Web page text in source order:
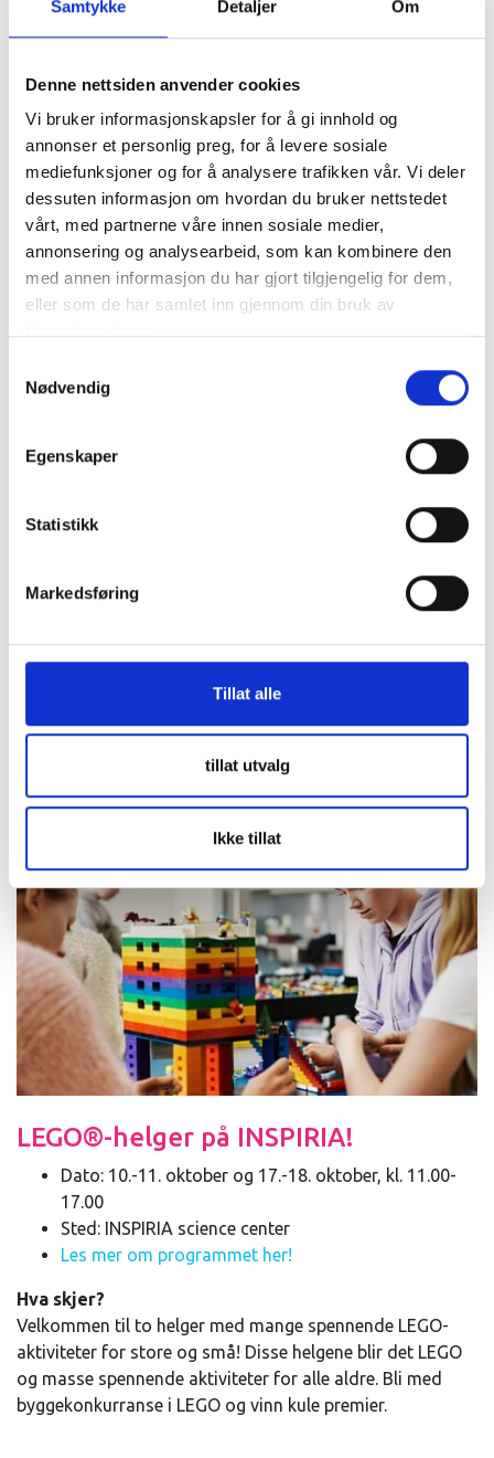
Samtykke Detaljer Om
Denne nettsiden anvender cookies
Vi bruker informasjonskapsler for å gi innhold og
annonser et personlig preg, for å levere sosiale
mediefunksjoner og for å analysere trafikken vår. Vi deler
dessuten informasjon om hvordan du bruker nettstedet
vårt, med partnerne våre innen sosiale medier,
annonsering og analysearbeid, som kan kombinere den
med annen informasjon du har gjort tilgjengelig for dem,
eller som de har samlet inn gjennom din bruk av
Nødvendig
Egenskaper
Statistikk
Markedsføring
Tillat alle
tillat utvalg
Ikke tillat
mestring, bevegelsesglede og fine opplevelser sammen på
to hjul.
Dato: Lørdag 26. september – søndag 4. oktober
Se programmet vårt her!
Ta med familie og venner til dager fylt med
eksperimenter, aktiviteter og opplevelser for både små og
og kreativitet gjennom morsomme og lærerike aktiviteter.
LEGO®-helger på INSPIRIA!
Dato: 10.-11. oktober og 17.-18. oktober, kl. 11.00-
17.00
Sted: INSPIRIA science center
Les mer om programmet her!
Hva skjer?
Velkommen til to helger med mange spennende LEGO-
aktiviteter for store og små! Disse helgene blir det LEGO
og masse spennende aktiviteter for alle aldre. Bli med
byggekonkurranse i LEGO og vinn kule premier.